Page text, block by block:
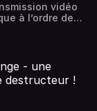
vidéo
à l’ordre de
3000 3036
23, rue des
- une
destructeur !